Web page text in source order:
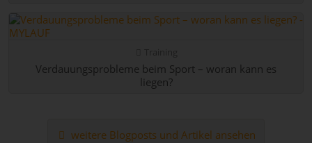
Verdauungsprobleme beim Sport – woran kann es
liegen?
weitere Blogposts und Artikel ansehen